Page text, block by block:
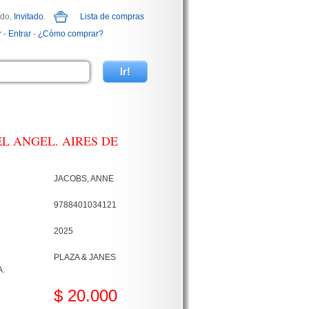
Invitado.
Lista de compras
- Entrar - ¿Cómo comprar?
ANGEL. AIRES DE
JACOBS, ANNE
9788401034121
2025
PLAZA & JANES
$ 20.000